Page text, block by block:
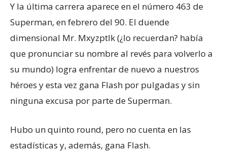
Y la última carrera aparece en el número 463 de
Superman, en febrero del 90. El duende
dimensional Mr. Mxyzptlk (¿lo recuerdan? había
que pronunciar su nombre al revés para volverlo a
su mundo) logra enfrentar de nuevo a nuestros
héroes y esta vez gana Flash por pulgadas y sin
ninguna excusa por parte de Superman.
Hubo un quinto round, pero no cuenta en las
estadísticas y, además, gana Flash.